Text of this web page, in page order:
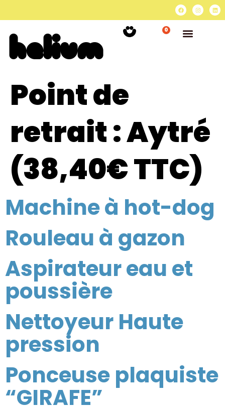
0
Point de
retrait :Aytré
(38,40€ TTC)
Machine à hot-dog
Rouleau à gazon
Aspirateur eau et
poussière
Nettoyeur Haute
pression
Ponceuse plaquiste
“GIRAFE”